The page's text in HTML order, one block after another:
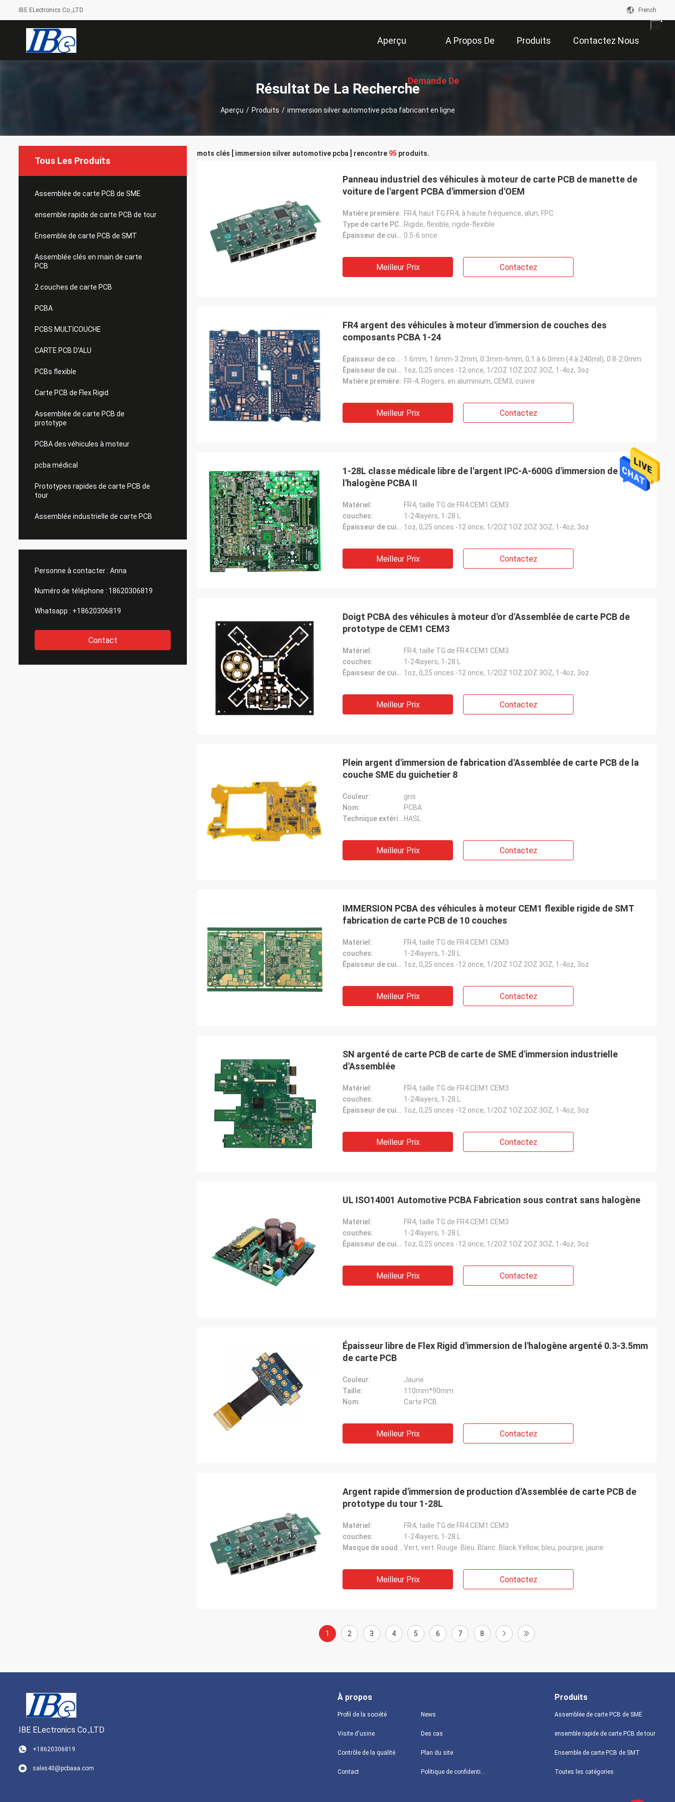
IBE ELectronics Co.,LTD French
Aperçu A Propos De Produits Contactez Nous
Demande De
Résultat De La Recherche
Aperçu / Produits / immersion silver automotive pcba fabricant en ligne
Tous Les Produits
Assemblée de carte PCB de SME
ensemble rapide de carte PCB de tour
Ensemble de carte PCB de SMT
Assemblée clés en main de carte
PCB
2 couches de carte PCB
PCBA
PCBS MULTICOUCHE
CARTE PCB D'ALU
PCBs flexible
Carte PCB de Flex Rigid
Assemblée de carte PCB de
prototype
PCBA des véhicules à moteur
pcba médical
Prototypes rapides de carte PCB de
tour
Assemblée industrielle de carte PCB
Personne à contacter : Anna
Numéro de téléphone : 18620306819
Whatsapp : +18620306819
Contact
mots clés [ immersion silver automotive pcba ] rencontre 95 produits.
Panneau industriel des véhicules à moteur de carte PCB de manette de
voiture de l'argent PCBA d'immersion d'OEM
Matière première: FR4, haut TG FR4, à haute fréquence, alun, FPC
Type de carte PCB:Rigide, flexible, rigide-flexible
Épaisseur de cuivre: 0.5-6 once
Meilleur Prix Contactez
FR4 argent des véhicules à moteur d'immersion de couches des
composants PCBA 1-24
Épaisseur de conseil: 1.6mm, 1.6mm-3.2mm, 0.3mm-6mm, 0,1 à 6.0mm (4 à 240mil), 0.8-2.0mm
Épaisseur de cuivre: 1oz, 0,25 onces -12 once, 1/2OZ 1OZ 2OZ 3OZ, 1-4oz, 3oz
Matière première: FR-4, Rogers, en aluminium, CEM3, cuivre
Meilleur Prix Contactez
1-28L classe médicale libre de l'argent IPC-A-600G d'immersion de
l'halogène PCBA II
Matériel:
FR4, taille TG de FR4 CEM1 CEM3
couches:
1-24layers, 1-28 L
Épaisseur de cuivre: 1oz, 0,25 onces -12 once, 1/2OZ 1OZ 2OZ 3OZ, 1-4oz, 3oz
Meilleur Prix Contactez
Doigt PCBA des véhicules à moteur d'or d'Assemblée de carte PCB de
prototype de CEM1 CEM3
Matériel:
FR4, taille TG de FR4 CEM1 CEM3
couches:
1-24layers, 1-28 L
Épaisseur de cuivre: 1oz, 0,25 onces -12 once, 1/2OZ 1OZ 2OZ 3OZ, 1-4oz, 3oz
Meilleur Prix Contactez
Plein argent d'immersion de fabrication d'Assemblée de carte PCB de la
couche SME du guichetier 8
Couleur:
gris
Nom:
PCBA
Technique extérieur: HASL
Meilleur Prix Contactez
IMMERSION PCBA des véhicules à moteur CEM1 flexible rigide de SMT
fabrication de carte PCB de 10 couches
Matériel:
FR4, taille TG de FR4 CEM1 CEM3
couches:
1-24layers, 1-28 L
Épaisseur de cuivre: 1oz, 0,25 onces -12 once, 1/2OZ 1OZ 2OZ 3OZ, 1-4oz, 3oz
Meilleur Prix Contactez
SN argenté de carte PCB de carte de SME d'immersion industrielle
d'Assemblée
Matériel:
FR4, taille TG de FR4 CEM1 CEM3
couches:
1-24layers, 1-28 L
Épaisseur de cuivre: 1oz, 0,25 onces -12 once, 1/2OZ 1OZ 2OZ 3OZ, 1-4oz, 3oz
Meilleur Prix Contactez
UL ISO14001 Automotive PCBA Fabrication sous contrat sans halogène
Matériel:
FR4, taille TG de FR4 CEM1 CEM3
couches:
1-24layers, 1-28 L
Épaisseur de cuivre: 1oz, 0,25 onces -12 once, 1/2OZ 1OZ 2OZ 3OZ, 1-4oz, 3oz
Meilleur Prix Contactez
Épaisseur libre de Flex Rigid d'immersion de l'halogène argenté 0.3-3.5mm
de carte PCB
Couleur:
Jaune
Taille:
110mm*90mm
Nom:
Carte PCB
Meilleur Prix Contactez
Argent rapide d'immersion de production d'Assemblée de carte PCB de
prototype du tour 1-28L
Matériel:
FR4, taille TG de FR4 CEM1 CEM3
couches:
1-24layers, 1-28 L
Masque de soudure:Vert, vert. Rouge. Bleu. Blanc. Black.Yellow, bleu, pourpre, jaune
Meilleur Prix Contactez
1 2 3 4 5 6 7 8
IBE ELectronics Co.,LTD
+18620306819
sales40@pcbaaa.com
À propos
Profil de la société
Visite d'usine
Contrôle de la qualité
Contact
News
Des cas
Plan du site
Politique de confidentialité
Produits
Assemblée de carte PCB de SME
ensemble rapide de carte PCB de tour
Ensemble de carte PCB de SMT
Toutes les catégories